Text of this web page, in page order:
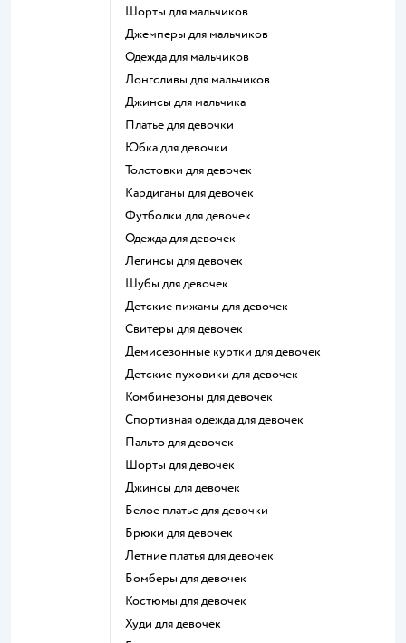
Шорты для мальчиков
Джемперы для мальчиков
Одежда для мальчиков
Лонгсливы для мальчиков
Джинсы для мальчика
Платье для девочки
Юбка для девочки
Толстовки для девочек
Кардиганы для девочек
Футболки для девочек
Одежда для девочек
Легинсы для девочек
Шубы для девочек
Детские пижамы для девочек
Свитеры для девочек
Демисезонные куртки для девочек
Детские пуховики для девочек
Комбинезоны для девочек
Спортивная одежда для девочек
Пальто для девочек
Шорты для девочек
Джинсы для девочек
Белое платье для девочки
Брюки для девочек
Летние платья для девочек
Бомберы для девочек
Костюмы для девочек
Худи для девочек